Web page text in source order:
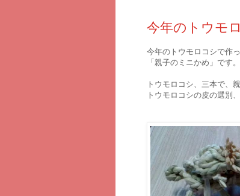
今年のトウモ
今年のトウモロコシで作っ
「親子のミニかめ」です。
トウモロコシ、三本で、
トウモロコシの皮の選別